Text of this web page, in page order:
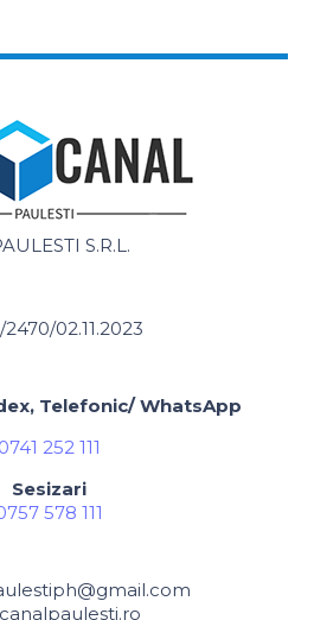
S.R.L.
02.11.2023
Telefonic/ WhatsApp
0741 252 111
Sesizari
578 111